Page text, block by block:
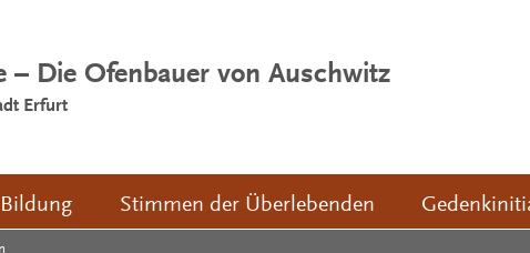
– Die Ofenbauer von Auschwitz
Erfurt
Bildung Stimmen der Überlebenden